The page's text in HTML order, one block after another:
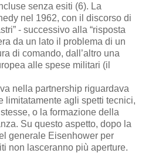
senza esiti (6). La
nel 1962, con il discorso di
- successivo alla “risposta
da un lato il problema di un
di comando, dall’altro una
alle spese militari (il
nella partnership riguardava
limitatamente agli spetti tecnici,
o la formazione della
Su questo aspetto, dopo la
generale Eisenhower per
non lasceranno più aperture.